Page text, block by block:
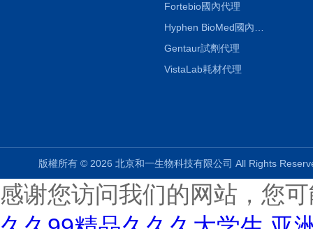
Fortebio國內代理
Gentaur試劑代理
VistaLab耗材代理
版權所有 © 2026 北京和一生物科技有限公司 All Rights
感谢您访问我们的网站，您